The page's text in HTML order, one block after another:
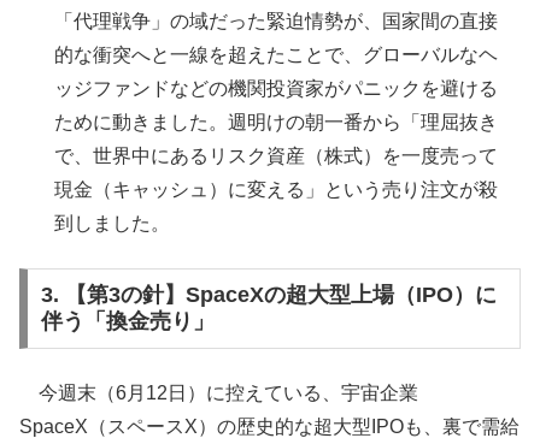
「代理戦争」の域だった緊迫情勢が、国家間の直接
的な衝突へと一線を超えたことで、グローバルなヘ
ッジファンドなどの機関投資家がパニックを避ける
ために動きました。週明けの朝一番から「理屈抜き
で、世界中にあるリスク資産（株式）を一度売って
現金（キャッシュ）に変える」という売り注文が殺
到しました。
3. 【第3の針】SpaceXの超大型上場（IPO）に
伴う「換金売り」
今週末（6月12日）に控えている、宇宙企業
SpaceX（スペースX）の歴史的な超大型IPOも、裏で需給